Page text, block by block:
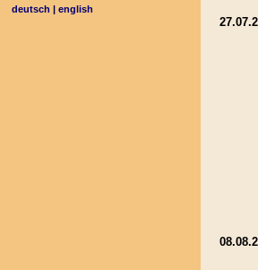
deutsch |english